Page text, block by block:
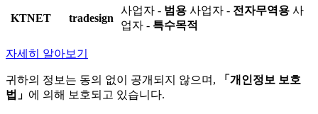
KTNET tradesign
사업자 - 범용 사업자 - 전자무역용 사
업자 - 특수목적
자세히 알아보기
귀하의 정보는 동의 없이 공개되지 않으며,
「개인정보 보호
법」 에 의해 보호되고 있습니다.